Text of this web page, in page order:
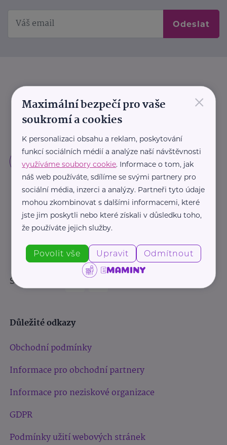
Odeslat
Sledujte nás:
Důležité odkazy
Obchodní podmínky
Informace pro obchodní partnery
Informace pro neziskové organizace
GDPR
Podmínky užití webových stránek
×
Maximální bezpečí pro vaše
soukromí a cookies
K personalizaci obsahu a reklam, poskytování
funkcí sociálních médií a analýze naší návštěvnosti
využíváme soubory cookie. Informace o tom, jak
náš web používáte, sdílíme se svými partnery pro
sociální média, inzerci a analýzy. Partneři tyto údaje
mohou zkombinovat s dalšími informacemi, které
jste jim poskytli nebo které získali v důsledku toho,
že používáte jejich služby.
Povolit vše Upravit Odmítnout